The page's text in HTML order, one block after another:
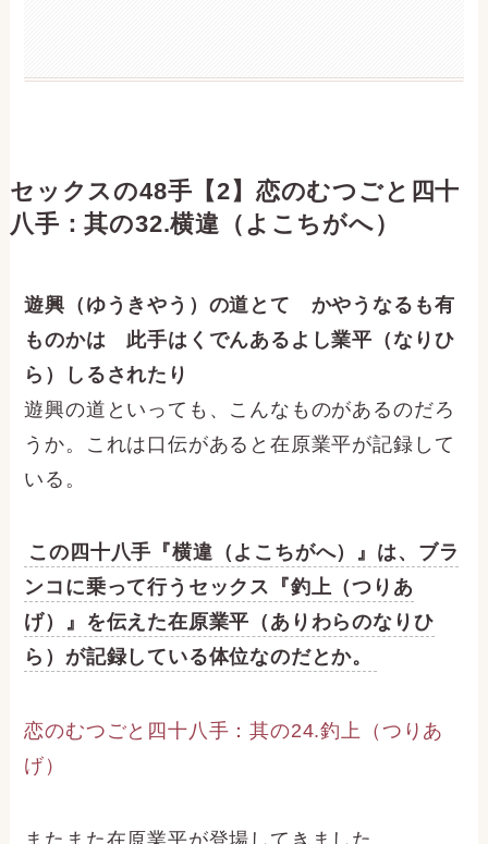
セックスの48手【2】恋のむつごと四十
八手：其の32.横違（よこちがへ）
遊興（ゆうきやう）の道とて かやうなるも有
ものかは 此手はくでんあるよし業平（なりひ
ら）しるされたり
遊興の道といっても、こんなものがあるのだろ
うか。これは口伝があると在原業平が記録して
いる。
この四十八手『横違（よこちがへ）』は、ブラ
ンコに乗って行うセックス『釣上（つりあ
げ）』を伝えた在原業平（ありわらのなりひ
ら）が記録している体位なのだとか。
恋のむつごと四十八手：其の24.釣上（つりあ
げ）
またまた在原業平が登場してきました。